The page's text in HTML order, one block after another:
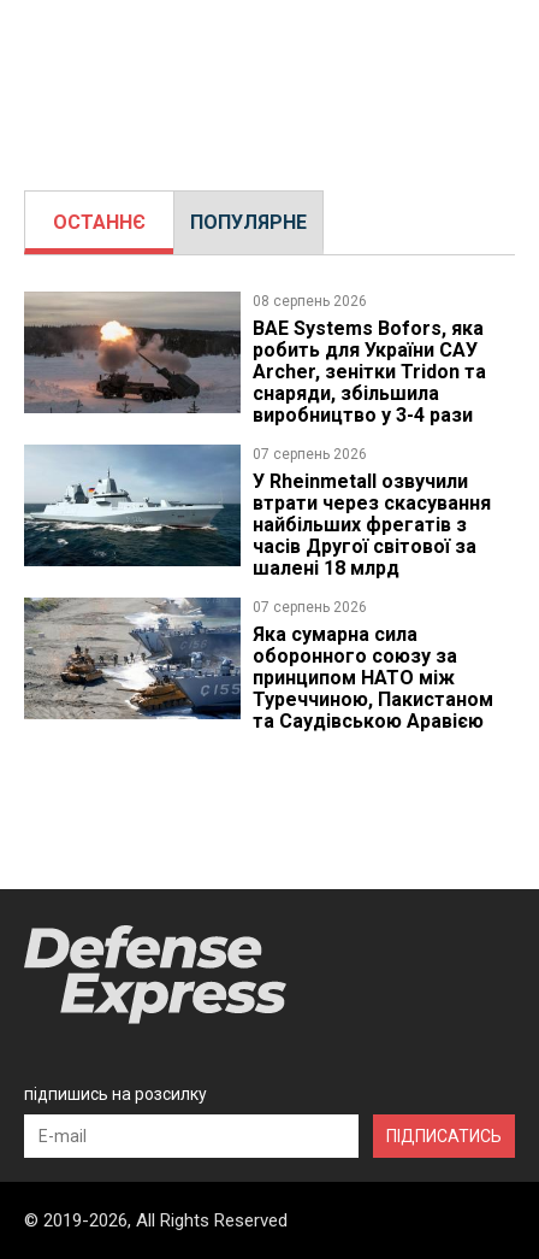
ОСТАННЄ ПОПУЛЯРНЕ
08 серпень 2026
BAE Systems Bofors, яка
робить для України САУ
Archer, зенітки Tridon та
снаряди, збільшила
виробництво у 3-4 рази
07 серпень 2026
У Rheinmetall озвучили
втрати через скасування
найбільших фрегатів з
часів Другої світової за
шалені 18 млрд
07 серпень 2026
Яка сумарна сила
оборонного союзу за
принципом НАТО між
Туреччиною, Пакистаном
та Саудівською Аравією
підпишись на розсилку
ПІДПИСАТИСЬ
© 2019-2026, All Rights Reserved